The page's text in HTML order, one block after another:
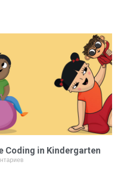
Coding in Kindergarten